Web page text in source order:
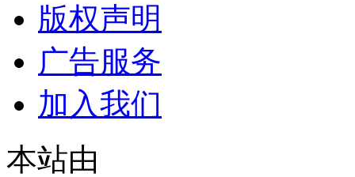
版权声明
广告服务
加入我们
本站由